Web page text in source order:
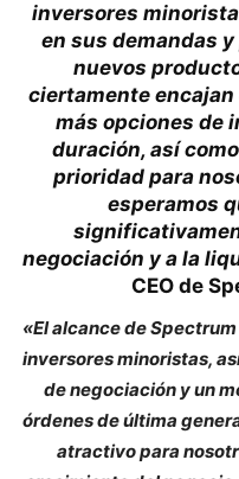
inversores
en sus demandas
nuevos
ciertamente encajan
más opciones de
duración, así
prioridad para
esperamos
negociación y a la
CEO de
«El alcance de
inversores minoristas,
de negociación y un
órdenes de última
atractivo para